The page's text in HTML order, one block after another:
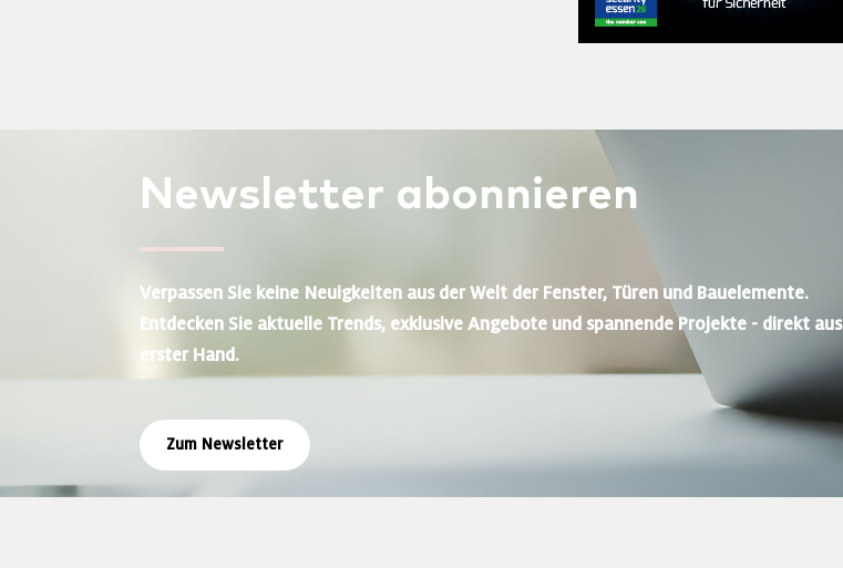
Newsletter abonnieren
Verpassen Sie keine Neuigkeiten aus der Welt der Fenster, Türen und Bauelemente.
Entdecken Sie aktuelle Trends, exklusive Angebote und spannende Projekte - direkt aus
erster Hand.
Zum Newsletter